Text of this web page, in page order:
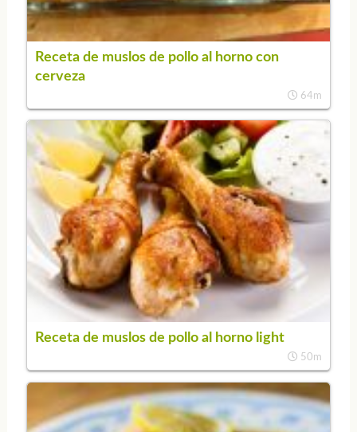
Receta de muslos de pollo al horno con
cerveza
64m
Receta de muslos de pollo al horno light
50m